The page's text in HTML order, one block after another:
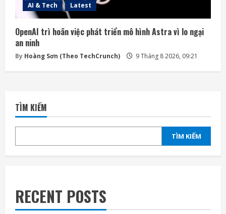
AI & Tech Latest
OpenAI trì hoãn việc phát triển mô hình Astra vì lo ngại
an ninh
By Hoàng Sơn (Theo TechCrunch) 9 Tháng 8 2026, 09:21
TÌM KIẾM
TÌM KIẾM
RECENT POSTS